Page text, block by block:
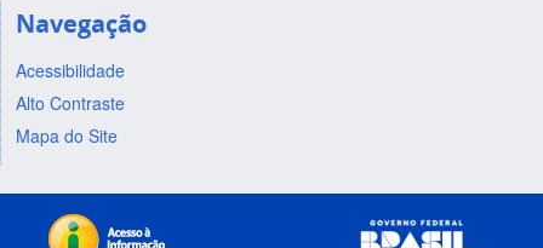
Navegação
Acessibilidade
Alto Contraste
Mapa do Site